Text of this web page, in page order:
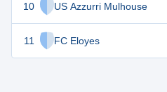
10 US Azzurri Mulhouse
11 FC Eloyes
0